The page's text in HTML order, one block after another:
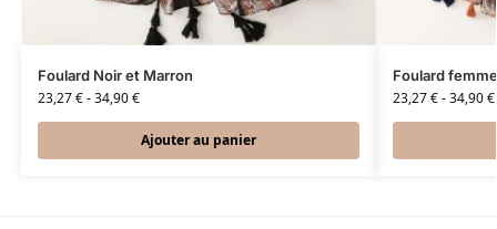
Foulard Noir et Marron
23,27€-34,90€
Ajouter au panier
Foulard
23,27€-34,90€